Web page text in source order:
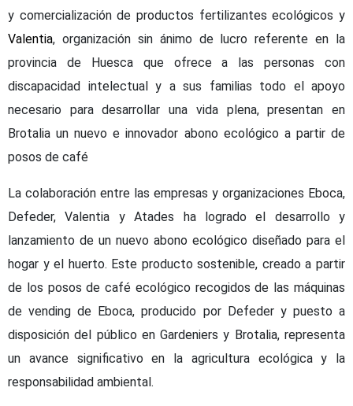
y comercialización de productos fertilizantes ecológicos y
Valentia, organización sin ánimo de lucro referente en la
provincia de Huesca que ofrece a las personas con
discapacidad intelectual y a sus familias todo el apoyo
necesario para desarrollar una vida plena, presentan en
Brotalia un nuevo e innovador abono ecológico a partir de
posos de café
La colaboración entre las empresas y organizaciones Eboca,
Defeder, Valentia y Atades ha logrado el desarrollo y
lanzamiento de un nuevo abono ecológico diseñado para el
hogar y el huerto. Este producto sostenible, creado a partir
de los posos de café ecológico recogidos de las máquinas
de vending de Eboca, producido por Defeder y puesto a
disposición del público en Gardeniers y Brotalia, representa
un avance significativo en la agricultura ecológica y la
responsabilidad ambiental.